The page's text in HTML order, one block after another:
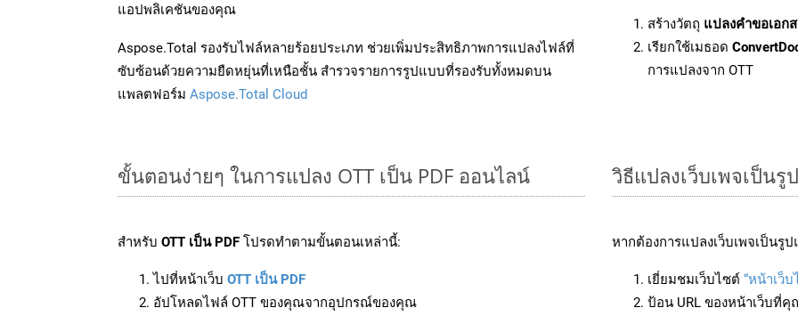
แอปพลิเคชันของคุณ
Aspose.Total รองรับไฟล์หลายร้อยประเภท ช่วยเพิ่มประสิทธิภาพการแปลงไฟล์ที่
ซับซ้อนด้วยความยืดหยุ่นที่เหนือชั้น สำรวจรายการรูปแบบที่รองรับทั้งหมดบน
แพลตฟอร์ม Aspose.Total Cloud
สร้างวัตถุ แปลงคำขอเอก
เรียกใช้เมธอด
การแปลงจาก OTT
ขั้นตอนง่ายๆ ในการแปลง OTT เป็น PDF ออนไลน์
สำหรับ OTT เป็น PDF โปรดทำตามขั้นตอนเหล่านี้:
ไปที่หน้าเว็บ OTT เป็น PDF
อัปโหลดไฟล์ OTT ของคุณจากอุปกรณ์ของคุณ
วิธีแปลงเว็บเพจเป็นรู
หากต้องการแปลงเว็บเพจเป็นรู
เยี่ยมชมเว็บไซต์ “หน้าเว็บ
ป้อน URL ของหน้าเว็บที่